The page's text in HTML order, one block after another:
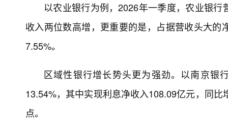
以农业银行为例，2026年一季度，农业银
收入两位数高增，更重要的是，占据营收头大
7.55%。
区域性银行增长势头更为强劲。以南京银
13.54%，其中实现利息净收入108.09亿元，同
点。